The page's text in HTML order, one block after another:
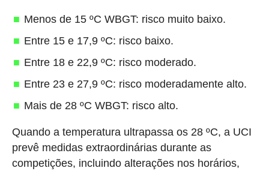
Menos de 15 ºC WBGT: risco muito baixo.
Entre 15 e 17,9 ºC: risco baixo.
Entre 18 e 22,9 ºC: risco moderado.
Entre 23 e 27,9 ºC: risco moderadamente alto.
Mais de 28 ºC WBGT: risco alto.
Quando a temperatura ultrapassa os 28 ºC, a UCI
prevê medidas extraordinárias durante as
competições, incluindo alterações nos horários,